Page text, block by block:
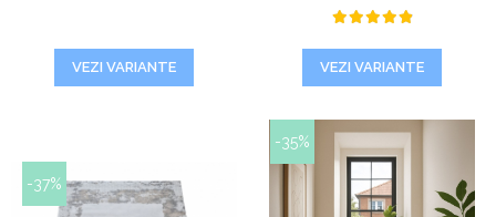
VEZI VARIANTE VEZI VARIANTE
-37%
-35%